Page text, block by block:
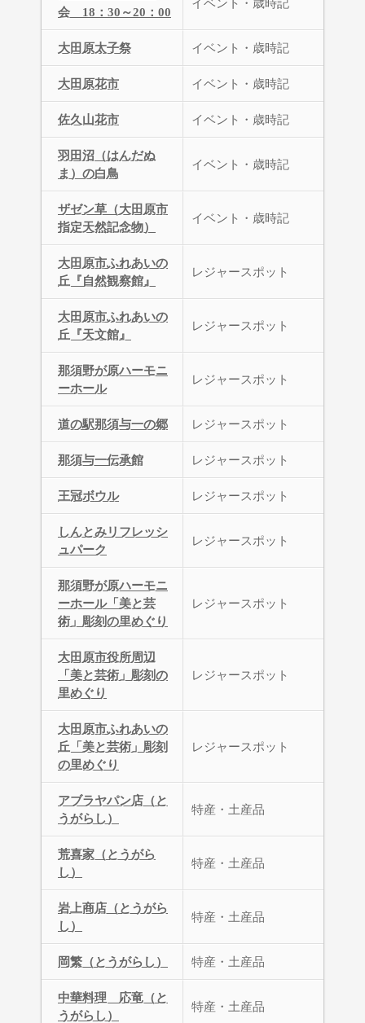
会 18：30～20：00
イベント・歳時記
大田原太子祭 イベント・歳時記
大田原花市 イベント・歳時記
佐久山花市 イベント・歳時記
羽田沼（はんだぬ
ま）の白鳥
イベント・歳時記
ザゼン草（大田原市
指定天然記念物）
イベント・歳時記
大田原市ふれあいの
丘『自然観察館』
レジャースポット
大田原市ふれあいの
丘『天文館』
レジャースポット
那須野が原ハーモニ
ーホール
レジャースポット
道の駅那須与一の郷 レジャースポット
那須与一伝承館 レジャースポット
王冠ボウル レジャースポット
しんとみリフレッシ
ュパーク
レジャースポット
那須野が原ハーモニ
ーホール「美と芸
術」彫刻の里めぐり
レジャースポット
大田原市役所周辺
「美と芸術」彫刻の
里めぐり
レジャースポット
大田原市ふれあいの
丘「美と芸術」彫刻
の里めぐり
レジャースポット
アブラヤパン店（と
うがらし）
特産・土産品
荒喜家（とうがら
し）
特産・土産品
岩上商店（とうがら
し）
特産・土産品
岡繁（とうがらし） 特産・土産品
中華料理 応竜（と
うがらし）
特産・土産品